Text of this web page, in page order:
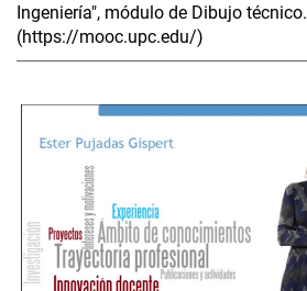
Ingeniería", módulo de Dibujo técnico.
(https://mooc.upc.edu/)